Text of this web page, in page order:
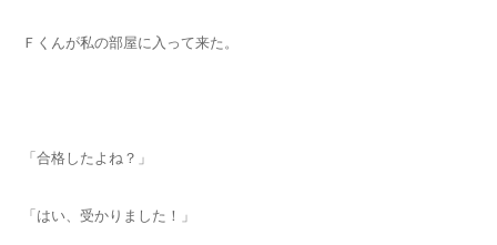
Ｆくんが私の部屋に入って来た。
「合格したよね？」
「はい、受かりました！」